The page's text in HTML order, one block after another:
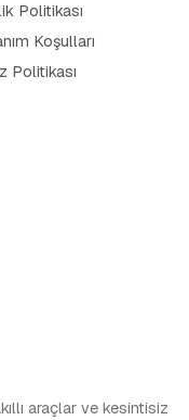
araçlar ve kesintisiz
Politikası
Koşulları
Politikası